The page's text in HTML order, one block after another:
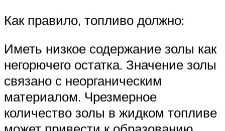
Как правило, топливо должно:
Иметь низкое содержание золы как
негорючего остатка. Значение золы
связано с неорганическим
материалом. Чрезмерное
количество золы в жидком топливе